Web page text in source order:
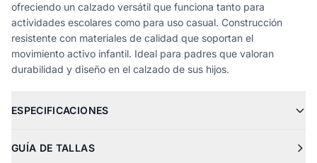
ofreciendo un calzado versátil que funciona tanto para
actividades escolares como para uso casual. Construcción
resistente con materiales de calidad que soportan el
movimiento activo infantil. Ideal para padres que valoran
durabilidad y diseño en el calzado de sus hijos.
ESPECIFICACIONES
GUÍA DE TALLAS